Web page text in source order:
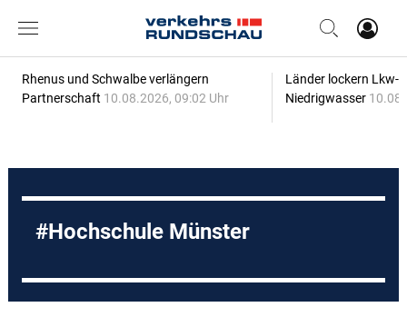
Rhenus und Schwalbe verlängern
Partnerschaft 10.08.2026, 09:02 Uhr
Länder lockern Lkw-
Niedrigwasser
Hochschule Münster